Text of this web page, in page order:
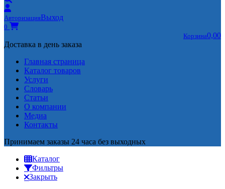
АвторизацияВыход
0
Корзина0,00
Доставка в день заказа
Главная страница
Каталог товаров
Услуги
Словарь
Статьи
О компании
Медиа
Контакты
Принимаем заказы 24 часа без выходных
Каталог
Фильтры
Закрыть